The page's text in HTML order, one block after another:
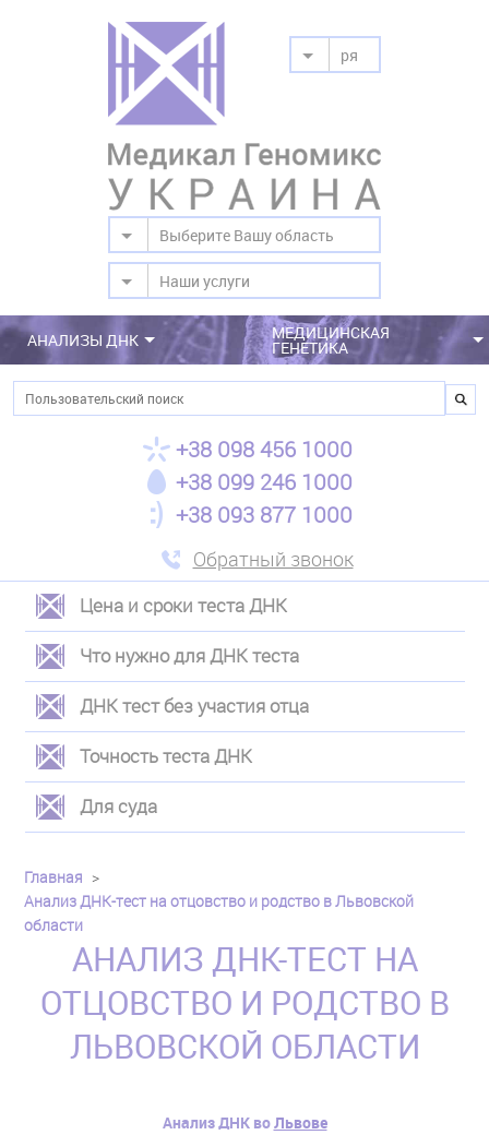
ря
Выберите Вашу область
Наши услуги
АНАЛИЗЫ ДНК МЕДИЦИНСКАЯ
ГЕНЕТИКА
Поиск
+38 098 456 1000
+38 099 246 1000
+38 093 877 1000
Обратный звонок
ЛЕВОЕ
МЕНЮ
Цена и сроки теста ДНК
Что нужно для ДНК теста
ДНК тест без участия отца
Точность теста ДНК
Для суда
Главная
Анализ ДНК-тест на отцовство и родство в Львовской
области
АНАЛИЗ ДНК-ТЕСТ НА
ОТЦОВСТВО И РОДСТВО В
ЛЬВОВСКОЙ ОБЛАСТИ
Анализ ДНК воЛьвове